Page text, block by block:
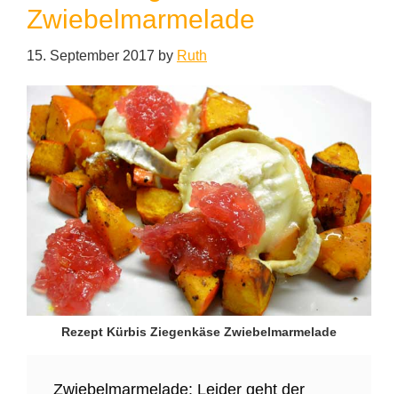
Zwiebelmarmelade
15. September 2017 by Ruth
Rezept Kürbis Ziegenkäse Zwiebelmarmelade
Zwiebelmarmelade: Leider geht der